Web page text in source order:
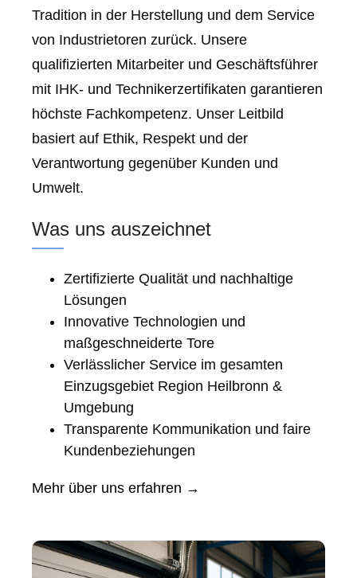
Tradition in der Herstellung und dem Service
von Industrietoren zurück. Unsere
qualifizierten Mitarbeiter und Geschäftsführer
mit IHK- und Technikerzertifikaten garantieren
höchste Fachkompetenz. Unser Leitbild
basiert auf Ethik, Respekt und der
Verantwortung gegenüber Kunden und
Umwelt.
Was uns auszeichnet
Zertifizierte Qualität und nachhaltige
Lösungen
Innovative Technologien und
maßgeschneiderte Tore
Verlässlicher Service im gesamten
Einzugsgebiet Region Heilbronn &
Umgebung
Transparente Kommunikation und faire
Kundenbeziehungen
Mehr über uns erfahren →